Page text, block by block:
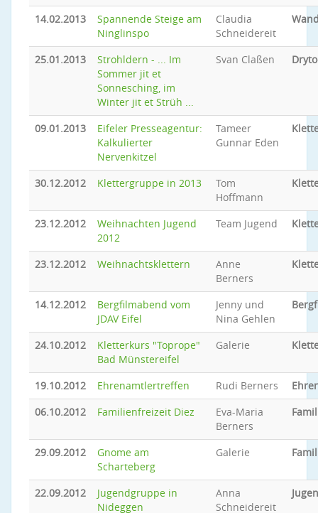
14.02.2013
Spannende Steige am
Ninglinspo
Claudia
Schneidereit
25.01.2013
Strohldern - ... Im
Sommer jit et
Sonnesching, im
Winter jit et Strüh ...
Svan Claßen
09.01.2013
Eifeler Presseagentur:
Kalkulierter
Nervenkitzel
Tameer
Gunnar Eden
30.12.2012 Klettergruppe in 2013
Tom
Hoffmann
23.12.2012
Weihnachten Jugend
2012
Team Jugend
23.12.2012 Weihnachtsklettern
Anne
Berners
14.12.2012
Bergfilmabend vom
JDAV Eifel
Jenny und
Nina Gehlen
24.10.2012
Kletterkurs "Toprope"
Bad Münstereifel
Galerie
19.10.2012 Ehrenamtlertreffen Rudi Berners
06.10.2012
Familienfreizeit Diez
Eva-Maria
Berners
29.09.2012
Gnome am
Scharteberg
Galerie
22.09.2012
Jugendgruppe in
Nideggen
Anna
Schneidereit